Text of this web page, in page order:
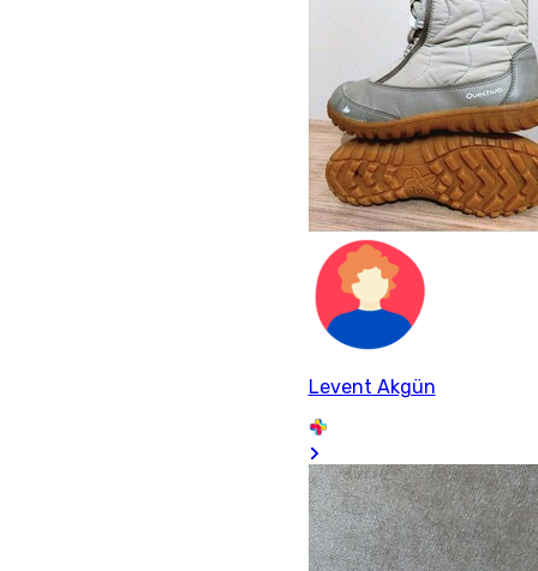
Levent Akgün